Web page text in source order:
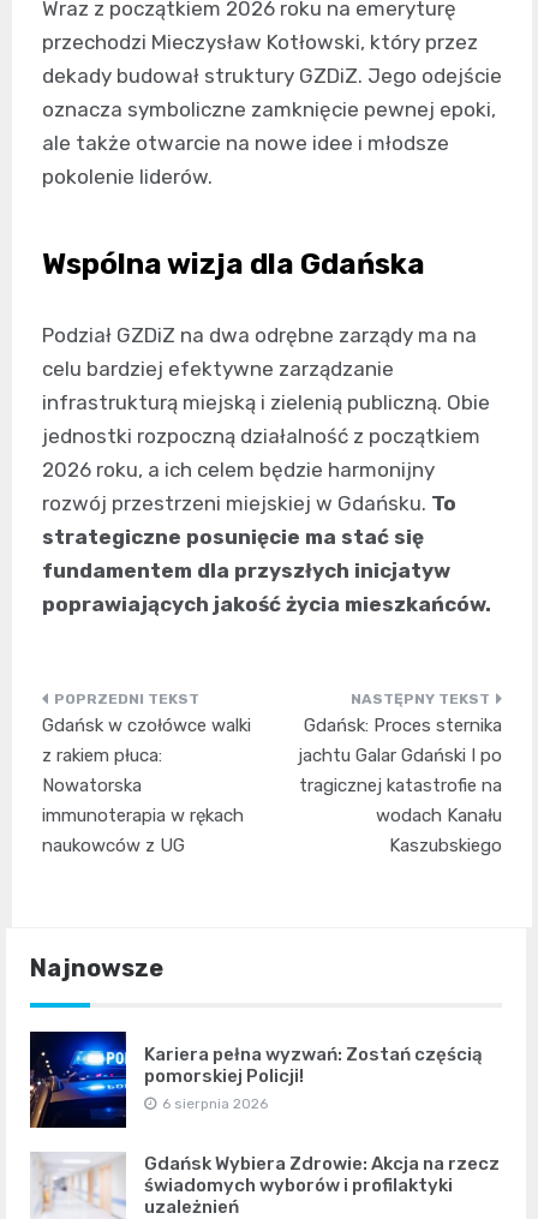
Wraz z początkiem 2026 roku na emeryturę
przechodzi Mieczysław Kotłowski, który przez
dekady budował struktury GZDiZ. Jego odejście
oznacza symboliczne zamknięcie pewnej epoki,
ale także otwarcie na nowe idee i młodsze
pokolenie liderów.
Wspólna wizja dla Gdańska
Podział GZDiZ na dwa odrębne zarządy ma na
celu bardziej efektywne zarządzanie
infrastrukturą miejską i zielenią publiczną. Obie
jednostki rozpoczną działalność z początkiem
2026 roku, a ich celem będzie harmonijny
rozwój przestrzeni miejskiej w Gdańsku. To
strategiczne posunięcie ma stać się
fundamentem dla przyszłych inicjatyw
poprawiających jakość życia mieszkańców.
Nawigacja
wpisu
Gdańsk w czołówce walki
z rakiem płuca:
Nowatorska
immunoterapia w rękach
naukowców z UG
Gdańsk: Proces sternika
jachtu Galar Gdański I po
tragicznej katastrofie na
wodach Kanału
Kaszubskiego
Najnowsze
Kariera pełna wyzwań: Zostań częścią
pomorskiej Policji!
6 sierpnia 2026
Gdańsk Wybiera Zdrowie: Akcja na rzecz
świadomych wyborów i profilaktyki
uzależnień